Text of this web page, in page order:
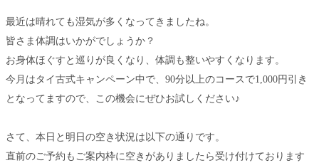
最近は晴れても湿気が多くなってきましたね。
皆さま体調はいかがでしょうか？
お身体ほぐすと巡りが良くなり、体調も整いやすくなります。
今月はタイ古式キャンペーン中で、90分以上のコースで1,000円引き
となってますので、この機会にぜひお試しください♪
さて、本日と明日の空き状況は以下の通りです。
直前のご予約もご案内枠に空きがありましたら受け付けております